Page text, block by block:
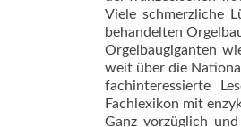
Viele schmerzliche
behandelten
Orgelbaugiganten
weit über die
fachinteressierte
Fachlexikon mit
Ganz vorzüglich